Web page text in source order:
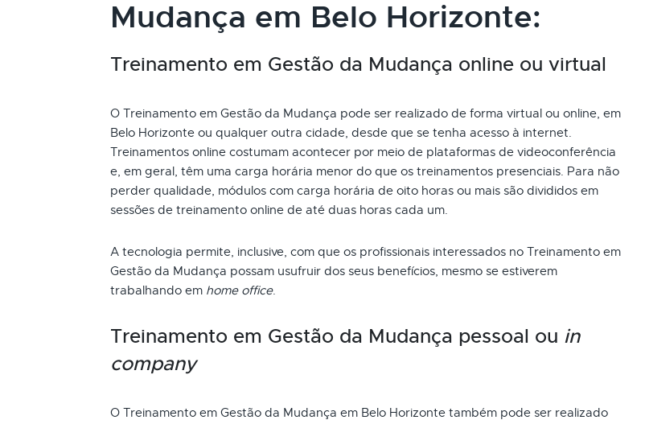
Mudança em Belo Horizonte:
Treinamento em Gestão da Mudança online ou virtual
O Treinamento em Gestão da Mudança pode ser realizado de forma virtual ou online, em
Belo Horizonte ou qualquer outra cidade, desde que se tenha acesso à internet.
Treinamentos online costumam acontecer por meio de plataformas de videoconferência
e, em geral, têm uma carga horária menor do que os treinamentos presenciais. Para não
perder qualidade, módulos com carga horária de oito horas ou mais são divididos em
sessões de treinamento online de até duas horas cada um.
A tecnologia permite, inclusive, com que os profissionais interessados no Treinamento em
Gestão da Mudança possam usufruir dos seus benefícios, mesmo se estiverem
trabalhando em home office.
Treinamento em Gestão da Mudança pessoal ou in
company
O Treinamento em Gestão da Mudança em Belo Horizonte também pode ser realizado